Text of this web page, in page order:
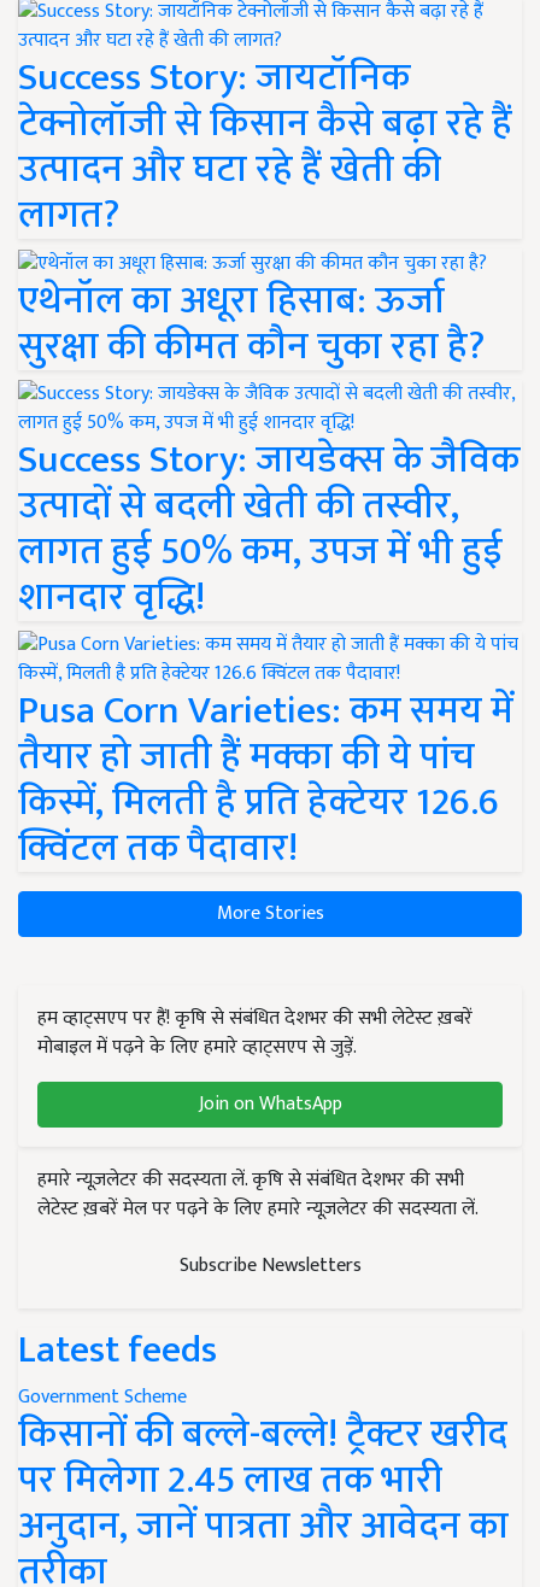
Success Story: जायटॉनिक
टेक्नोलॉजी से किसान कैसे बढ़ा रहे हैं
उत्पादन और घटा रहे हैं खेती की
लागत?
एथेनॉल का अधूरा हिसाब: ऊर्जा
सुरक्षा की कीमत कौन चुका रहा है?
Success Story: जायडेक्स के जैविक
उत्पादों से बदली खेती की तस्वीर,
लागत हुई 50% कम, उपज में भी हुई
शानदार वृद्धि!
Pusa Corn Varieties: कम समय में
तैयार हो जाती हैं मक्का की ये पांच
किस्में, मिलती है प्रति हेक्टेयर 126.6
क्विंटल तक पैदावार!
More Stories
हम व्हाट्सएप पर हैं! कृषि से संबंधित देशभर की सभी लेटेस्ट ख़बरें
मोबाइल में पढ़ने के लिए हमारे व्हाट्सएप से जुड़ें.
Join on WhatsApp
हमारे न्यूज़लेटर की सदस्यता लें. कृषि से संबंधित देशभर की सभी
लेटेस्ट ख़बरें मेल पर पढ़ने के लिए हमारे न्यूज़लेटर की सदस्यता लें.
Subscribe Newsletters
Latest feeds
Government Scheme
किसानों की बल्ले-बल्ले! ट्रैक्टर खरीद
पर मिलेगा 2.45 लाख तक भारी
अनुदान, जानें पात्रता और आवेदन का
तरीका